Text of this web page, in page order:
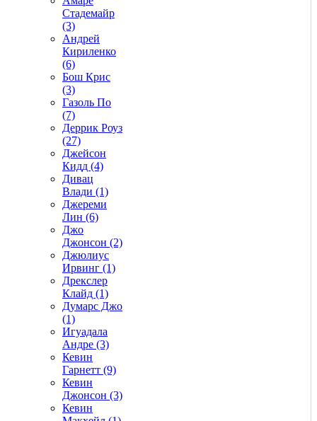
Стадемайр
(3)
Андрей
Кириленко
(6)
Бош Крис
(3)
Газоль По
(7)
Деррик Роуз
(27)
Джейсон
Кидд (4)
Дивац
Влади (1)
Джереми
Лин (6)
Джо
Джонсон (2)
Джюлиус
Ирвинг (1)
Дрекслер
Клайд (1)
Думарс Джо
(1)
Игуадала
Андре (3)
Кевин
Гарнетт (9)
Кевин
Джонсон (3)
Кевин